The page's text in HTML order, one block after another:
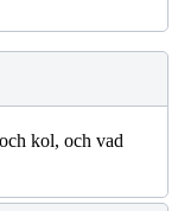
kol, och vad